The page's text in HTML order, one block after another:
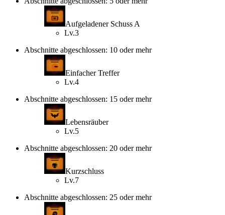
Aufgeladener Schuss A
Lv.3
Abschnitte abgeschlossen: 10 oder mehr
Einfacher Treffer
Lv.4
Abschnitte abgeschlossen: 15 oder mehr
Lebensräuber
Lv.5
Abschnitte abgeschlossen: 20 oder mehr
Kurzschluss
Lv.7
Abschnitte abgeschlossen: 25 oder mehr